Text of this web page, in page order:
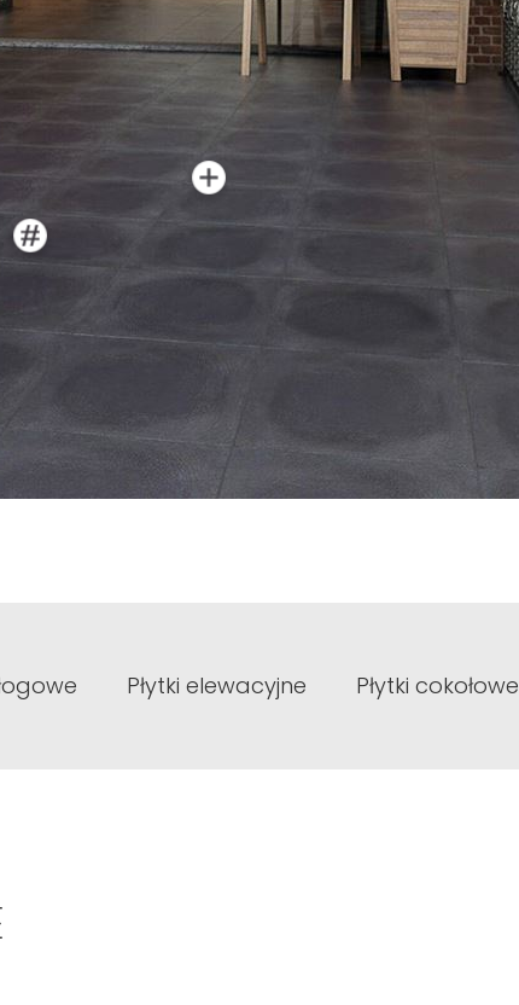
Płytki elewacyjne Płytki cokołowe